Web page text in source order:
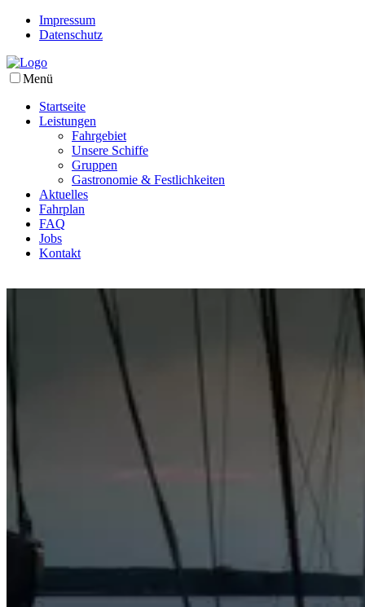
Impressum
Datenschutz
Menü
Startseite
Leistungen
Fahrgebiet
Unsere Schiffe
Gruppen
Gastronomie & Festlichkeiten
Aktuelles
Fahrplan
FAQ
Jobs
Kontakt